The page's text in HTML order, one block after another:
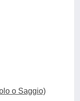
o Saggio)